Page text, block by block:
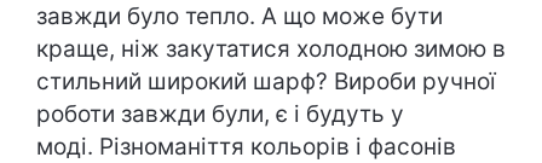
завжди було тепло. А що може бути
краще, ніж закутатися холодною зимою в
стильний широкий шарф? Вироби ручної
роботи завжди були, є і будуть у
моді. Різноманіття кольорів і фасонів